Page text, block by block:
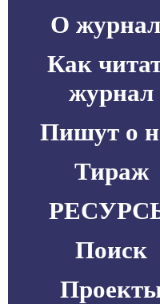
О
Как
журнал
Пишут о
Тираж
Поиск